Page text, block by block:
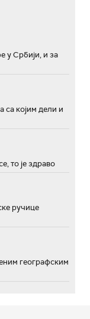
у Србији, и за
са којим дели и
то је здраво
ручице
географским